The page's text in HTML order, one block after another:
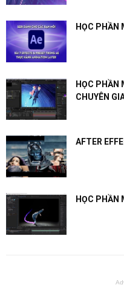
HỌC PHẦN
HỌC PHẦN
CHUYÊN
AFTER
HỌC PHẦN